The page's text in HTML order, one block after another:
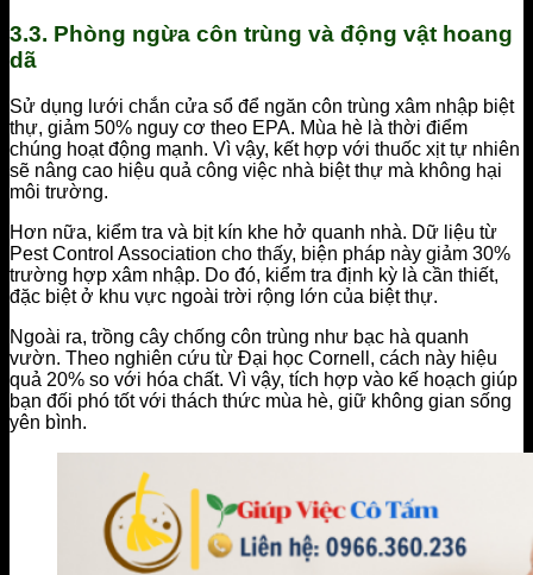
3.3. Phòng ngừa côn trùng và động vật hoang
dã
Sử dụng lưới chắn cửa sổ để ngăn côn trùng xâm nhập biệt
thự, giảm 50% nguy cơ theo EPA. Mùa hè là thời điểm
chúng hoạt động mạnh. Vì vậy, kết hợp với thuốc xịt tự nhiên
sẽ nâng cao hiệu quả công việc nhà biệt thự mà không hại
môi trường.
Hơn nữa, kiểm tra và bịt kín khe hở quanh nhà. Dữ liệu từ
Pest Control Association cho thấy, biện pháp này giảm 30%
trường hợp xâm nhập. Do đó, kiểm tra định kỳ là cần thiết,
đặc biệt ở khu vực ngoài trời rộng lớn của biệt thự.
Ngoài ra, trồng cây chống côn trùng như bạc hà quanh
vườn. Theo nghiên cứu từ Đại học Cornell, cách này hiệu
quả 20% so với hóa chất. Vì vậy, tích hợp vào kế hoạch giúp
bạn đối phó tốt với thách thức mùa hè, giữ không gian sống
yên bình.